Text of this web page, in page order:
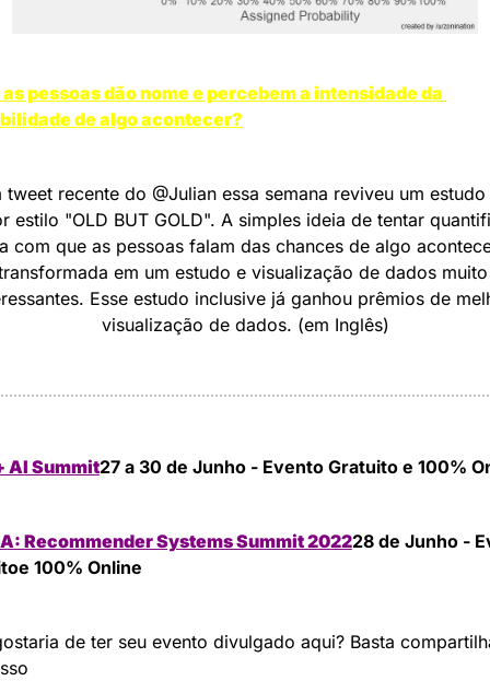
pessoas dão nome e percebem a intensidade da
de algo acontecer?
tweet recente do @Julian essa semana reviveu um estudo
estilo "OLD BUT GOLD". A simples ideia de tentar
com que as pessoas falam das chances de algo
em um estudo e visualização de dados muito
Esse estudo inclusive já ganhou prêmios de
visualização de dados. (em Inglês)
AI Summit27 a 30 de Junho - Evento Gratuito e 100%
Recommender Systems Summit 202228 de Junho -
100% Online
de ter seu evento divulgado aqui? Basta